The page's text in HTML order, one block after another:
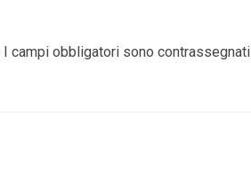
I campi obbligatori sono contrassegnati